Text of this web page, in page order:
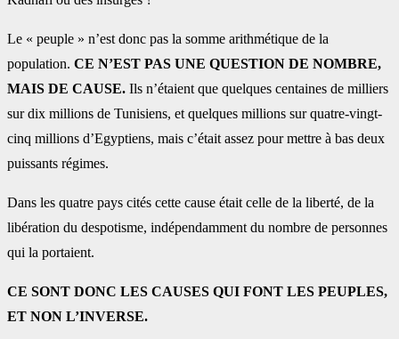
Le « peuple » n’est donc pas la somme arithmétique de la
population. CE N’EST PAS UNE QUESTION DE NOMBRE,
MAIS DE CAUSE. Ils n’étaient que quelques centaines de milliers
sur dix millions de Tunisiens, et quelques millions sur quatre-vingt-
cinq millions d’Egyptiens, mais c’était assez pour mettre à bas deux
puissants régimes.
Dans les quatre pays cités cette cause était celle de la liberté, de la
libération du despotisme, indépendamment du nombre de personnes
qui la portaient.
CE SONT DONC LES CAUSES QUI FONT LES PEUPLES,
ET NON L’INVERSE.